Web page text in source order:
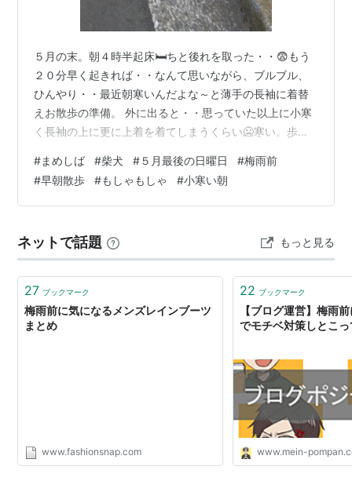
５月の末。朝４時半起床🛏ちと後れを取った・・😨もう
２０分早く起きれば・・なんて思いながら、ブルブル、
ひんやり・・最近朝寒いんだよな～と薄手の長袖に着替
えお散歩の準備。 外に出ると・・思っていた以上に小寒
く長袖の上に更に上着を着てしまうくらい🥶寒い。歩い
激しすぎて半袖、長袖をとっかえひっかえ着る１日。 で
もたらちゃんは快適に散歩が出来てそれはいいこっち
ゃ。ズンズン足取りも軽やかで楽しそう♬ 明るくてちょ
しゃタイム。朝の静かなひと時。梅雨に入る前の５月
末。梅雨になって雨が降る早朝散歩はこんなに長く…
#まめしば #柴犬 #５月最後の日曜日 #梅雨前
#早朝散歩 #もしゃもしゃ #小寒い朝
ネットで話題 もっと見る
27 ブックマーク
梅雨前に気になるメンズレインブーツ
まとめ
www.fashionsnap.com
22 ブックマーク
【ブログ運営】梅雨
でモチベ対策しとこ
www.mein-